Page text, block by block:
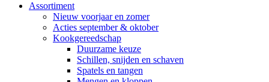
Assortiment
Nieuw voorjaar en zomer
Acties september & oktober
Kookgereedschap
Duurzame keuze
Schillen, snijden en schaven
Spatels en tangen